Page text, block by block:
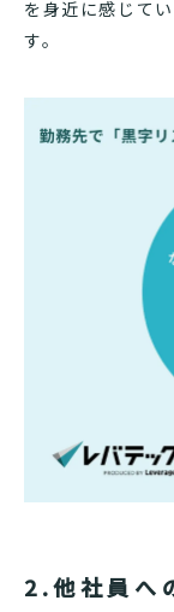
を身近に感じて
す。
2.他社員へ